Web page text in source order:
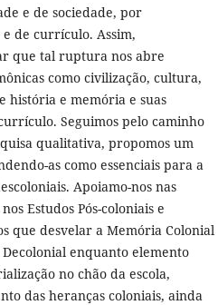
e de sociedade, por
de currículo. Assim,
que tal ruptura nos abre
como civilização, cultura,
história e memória e suas
Seguimos pelo caminho
qualitativa, propomos um
as como essenciais para a
Apoiamo-nos nas
Estudos Pós-coloniais e
que desvelar a Memória Colonial
enquanto elemento
no chão da escola,
das heranças coloniais, ainda